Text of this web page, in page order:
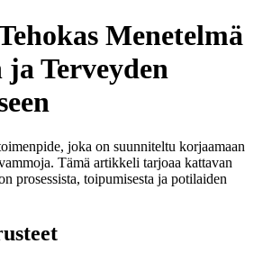
Menetelmä
Terveyden
joka on suunniteltu korjaamaan
Tämä artikkeli tarjoaa kattavan
prosessista, toipumisesta ja potilaiden